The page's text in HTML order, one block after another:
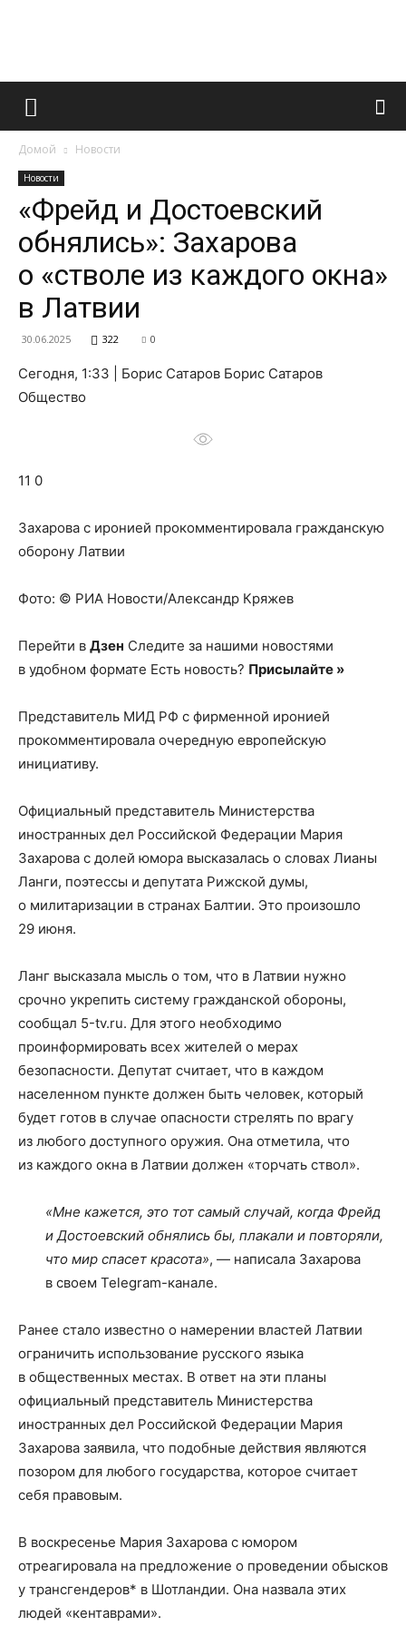
Французский
и
Домой Новости
Новости
«Фрейд и Достоевский
обнялись»: Захарова
о «стволе из каждого окна»
в Латвии
30.06.2025 322 0
Сегодня, 1:33 | Борис Сатаров Борис Сатаров
Общество
11 0
Захарова с иронией прокомментировала гражданскую
оборону Латвии
Фото: © РИА Новости/Александр Кряжев
Перейти в Дзен Следите за нашими новостями
в удобном формате Есть новость? Присылайте »
Представитель МИД РФ с фирменной иронией
прокомментировала очередную европейскую
инициативу.
Официальный представитель Министерства
иностранных дел Российской Федерации Мария
Захарова с долей юмора высказалась о словах Лианы
Ланги, поэтессы и депутата Рижской думы,
о милитаризации в странах Балтии. Это произошло
29 июня.
Ланг высказала мысль о том, что в Латвии нужно
срочно укрепить систему гражданской обороны,
сообщал 5-tv.ru. Для этого необходимо
проинформировать всех жителей о мерах
безопасности. Депутат считает, что в каждом
населенном пункте должен быть человек, который
будет готов в случае опасности стрелять по врагу
из любого доступного оружия. Она отметила, что
из каждого окна в Латвии должен «торчать ствол».
«Мне кажется, это тот самый случай, когда Фрейд
и Достоевский обнялись бы, плакали и повторяли,
что мир спасет красота», — написала Захарова
в своем Telegram-канале.
Ранее стало известно о намерении властей Латвии
ограничить использование русского языка
в общественных местах. В ответ на эти планы
официальный представитель Министерства
иностранных дел Российской Федерации Мария
Захарова заявила, что подобные действия являются
позором для любого государства, которое считает
себя правовым.
В воскресенье Мария Захарова с юмором
отреагировала на предложение о проведении обысков
у трансгендеров* в Шотландии. Она назвала этих
людей «кентаврами».